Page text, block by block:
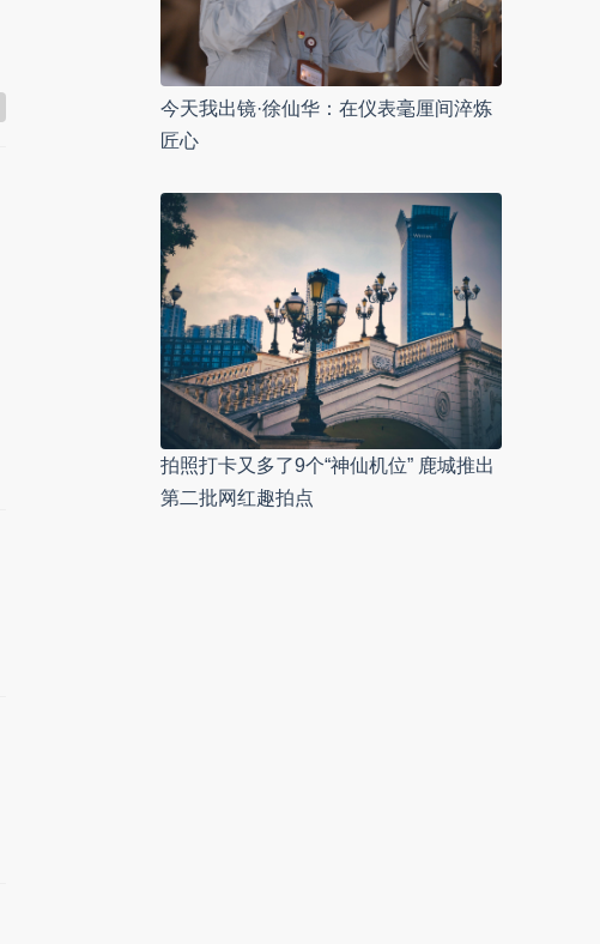
今天我出镜·徐仙华：在仪表毫厘间淬炼
匠心
拍照打卡又多了9个“神仙机位” 鹿城推出
第二批网红趣拍点